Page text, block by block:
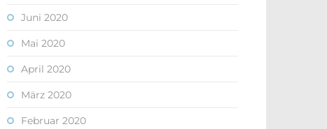
Juni 2020
Mai 2020
April 2020
März 2020
Februar 2020